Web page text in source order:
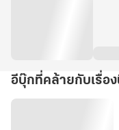
อีบุ๊กที่คล้ายกับเรื่อ